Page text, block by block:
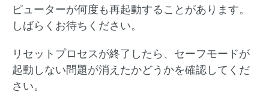
ピューターが何度も再起動することがあります。
しばらくお待ちください。
リセットプロセスが終了したら、セーフモードが
起動しない問題が消えたかどうかを確認してくだ
さい。